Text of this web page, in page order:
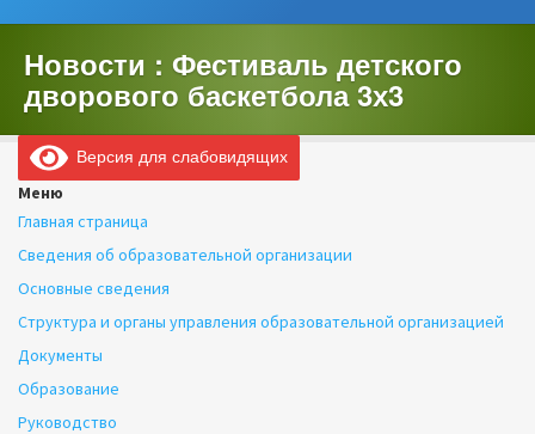
Новости : Фестиваль детского
дворового баскетбола 3х3
Версия для слабовидящих
Меню
Главная страница
Сведения об образовательной организации
Основные сведения
Структура и органы управления образовательной организацией
Документы
Образование
Руководство